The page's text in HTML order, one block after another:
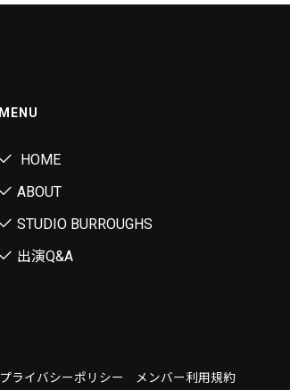
MENU
HOME
ABOUT
STUDIO BURROUGHS
出演Q&A
プライバシーポリシー メンバー利用規約